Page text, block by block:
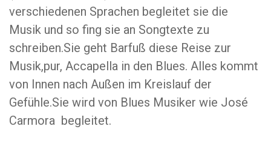
verschiedenen Sprachen begleitet sie die
Musik und so fing sie an Songtexte zu
schreiben.Sie geht Barfuß diese Reise zur
Musik,pur, Accapella in den Blues. Alles kommt
von Innen nach Außen im Kreislauf der
Gefühle.Sie wird von Blues Musiker wie José
Carmora begleitet.